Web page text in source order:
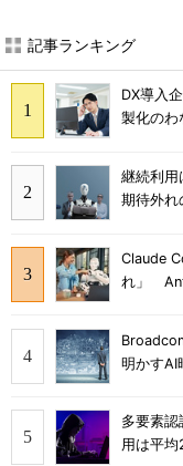
記事ランキング
DX導入
製化のわ
継続利
期待外れ
Claude
れ」
明かすAI
多要素
用は平